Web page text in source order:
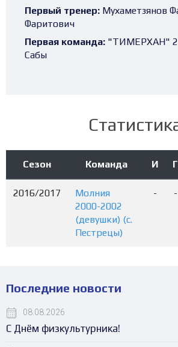
Первый тренер: Мухаметзянов
Фаритович
Первая команда: "ТИМЕРХАН"
Сабы
Сезон Команда И Г
2016/2017
Молния
2000-2002
(девушки) (с.
Пестрецы)
- -
Последние новости
08.08.2026
С Днём физкультурника!